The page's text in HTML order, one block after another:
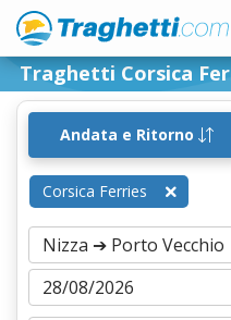
Traghetti Corsica
Andata e Ritorno
Corsica Ferries